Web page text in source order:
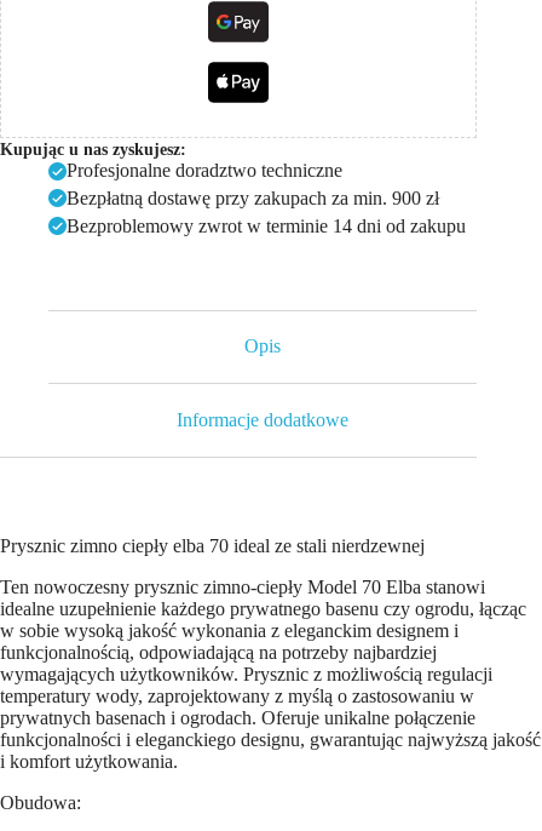
Kupując u nas zyskujesz:
Profesjonalne doradztwo techniczne
Bezpłatną dostawę przy zakupach za min. 900 zł
Bezproblemowy zwrot w terminie 14 dni od zakupu
Opis
Informacje dodatkowe
Prysznic zimno ciepły elba 70 ideal ze stali nierdzewnej
Ten nowoczesny prysznic zimno-ciepły Model 70 Elba stanowi
idealne uzupełnienie każdego prywatnego basenu czy ogrodu, łącząc
w sobie wysoką jakość wykonania z eleganckim designem i
funkcjonalnością, odpowiadającą na potrzeby najbardziej
wymagających użytkowników. Prysznic z możliwością regulacji
temperatury wody, zaprojektowany z myślą o zastosowaniu w
prywatnych basenach i ogrodach. Oferuje unikalne połączenie
funkcjonalności i eleganckiego designu, gwarantując najwyższą jakość
i komfort użytkowania.
Obudowa: